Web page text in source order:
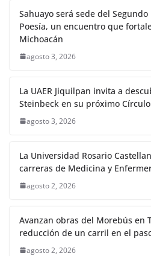
Sahuayo será sede del
Poesía, un encuentro que
Michoacán
agosto 3, 2026
La UAER Jiquilpan invita a
Steinbeck en su próximo
agosto 3, 2026
La Universidad Rosario
carreras de Medicina y
agosto 2, 2026
Avanzan obras del Morebús en
reducción de un carril en el
agosto 2, 2026